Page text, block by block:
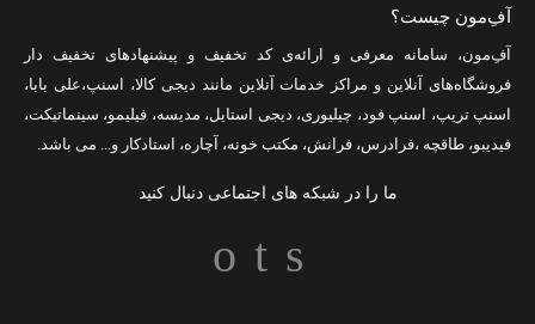
آفِ‌مون چیست؟
آفِ‌مون، سامانه معرفی و ارائه‌یکد تخفیف و پیشنهادهای تخفیف دار
فروشگاه‌های آنلاین و مراکز خدمات آنلاین مانند دیجی کالا، اسنپ،علی بابا،
اسنپ تریپ، اسنپ فود ، چیلیوری، دیجی استایل، مدیسه، فیلیمو، سینماتیکت،
فیدیبو، طاقچه ،فرادرس، فرانش، مکتب خونه، آچاره، استادکار و... می باشد.
ما را در شبکه های اجتماعی دنبال کنید